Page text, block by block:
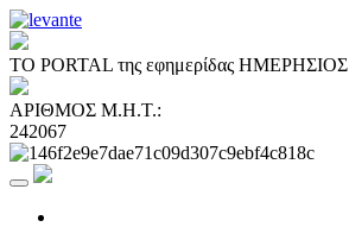
ΤΟ PORTAL της εφημερίδας ΗΜΕΡΗΣΙΟΣ
ΑΡΙΘΜΟΣ Μ.Η.Τ.:
242067